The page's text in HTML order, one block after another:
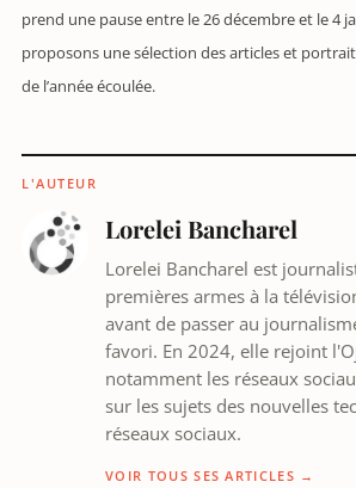
prend une pause entre le 26 décembre et le 4
proposons une sélection des articles et
de l’année écoulée.
L'AUTEUR
Lorelei Bancharel
Lorelei Bancharel est
premières armes à la
avant de passer au
favori. En 2024, elle rejoint
notamment les réseaux
sur les sujets des nouvelles
réseaux sociaux.
VOIR TOUS SES ARTICLES →